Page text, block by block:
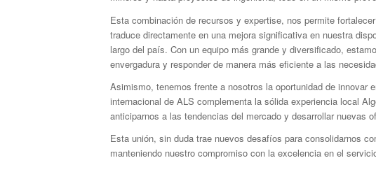
Esta combinación de recursos y expertise, nos permite
traduce directamente en una mejora significativa en nuestra
largo del país. Con un equipo más grande y diversificado,
envergadura y responder de manera más eficiente a las
Asimismo, tenemos frente a nosotros la oportunidad de innovar
internacional de ALS complementa la sólida experiencia local
anticiparnos a las tendencias del mercado y desarrollar nuevas
Esta unión, sin duda trae nuevos desafíos para consolidarnos
manteniendo nuestro compromiso con la excelencia en el